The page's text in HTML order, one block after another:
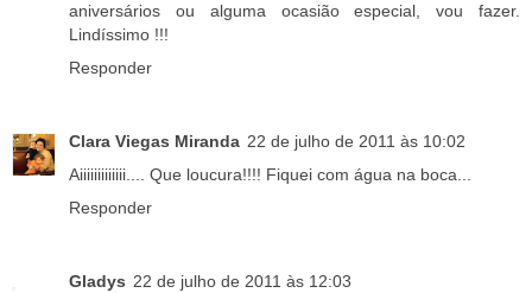
aniversários ou alguma ocasião especial, vou fazer.
Lindíssimo !!!
Responder
Clara Viegas Miranda 22 de julho de 2011 às 10:02
Aiiiiiiiiiiiii.... Que loucura!!!! Fiquei com água na boca...
Responder
Gladys 22 de julho de 2011 às 12:03